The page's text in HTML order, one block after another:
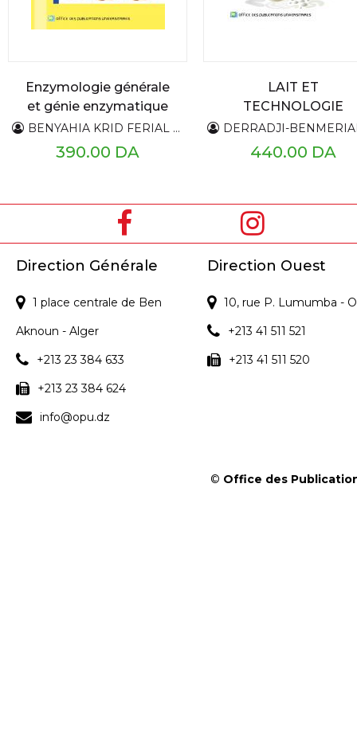
Enzymologie générale
et génie enzymatique
BENYAHIA KRID FERIAL AZIZA
390.00 DA
LAIT ET
TECHNOLOGIE
LAITIERE
DERRADJI-BENMERIANE
440.00 DA
Direction Générale
1 place centrale de Ben
Aknoun - Alger
+213 23 384 633
+213 23 384 624
info@opu.dz
Direction Ouest
10, rue P. Lumumba -
+213 41 511 521
+213 41 511 520
© Office des